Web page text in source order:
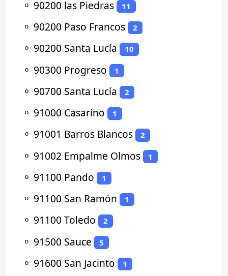
⚬ 90200 las Piedras 11
⚬ 90200 Paso Francos 2
⚬ 90200 Santa Lucía 10
⚬ 90300 Progreso 1
⚬ 90700 Santa Lucía 2
⚬ 91000 Casarino 1
⚬ 91001 Barros Blancos 2
⚬ 91002 Empalme Olmos 1
⚬ 91100 Pando 1
⚬ 91100 San Ramón 1
⚬ 91100 Toledo 2
⚬ 91500 Sauce 5
⚬ 91600 San Jacinto 1